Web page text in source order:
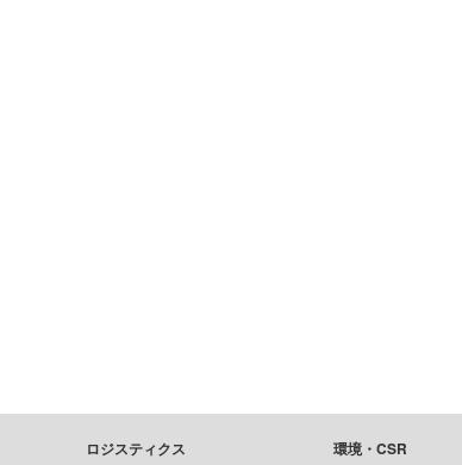
ロジスティクス 環境・CSR